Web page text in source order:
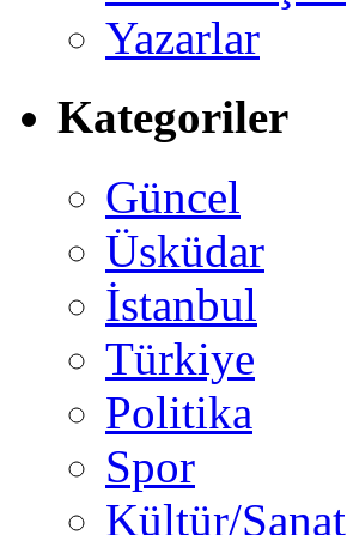
Yazarlar
Kategoriler
Güncel
Üsküdar
İstanbul
Türkiye
Politika
Spor
Kültür/Sanat